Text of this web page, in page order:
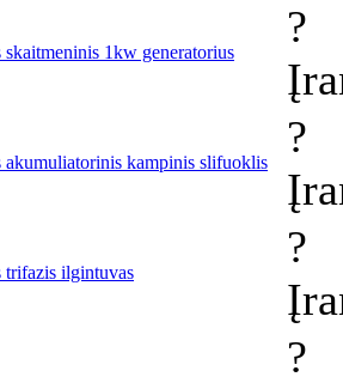
skaitmeninis 1kw generatorius
?
akumuliatorinis kampinis slifuoklis
?
trifazis ilgintuvas
?
?